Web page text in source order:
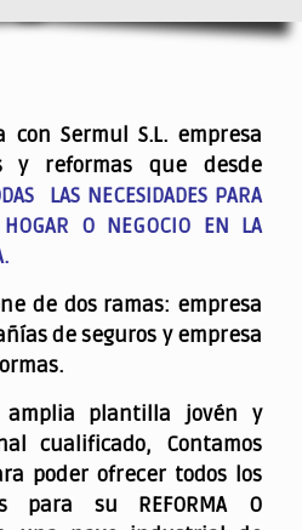
con Sermul S.L. empresa
y reformas que desde
LAS NECESIDADES PARA
O NEGOCIO EN LA
de dos ramas: empresa
de seguros y empresa
amplia plantilla jovén y
cualificado, Contamos
poder ofrecer todos los
para su REFORMA O